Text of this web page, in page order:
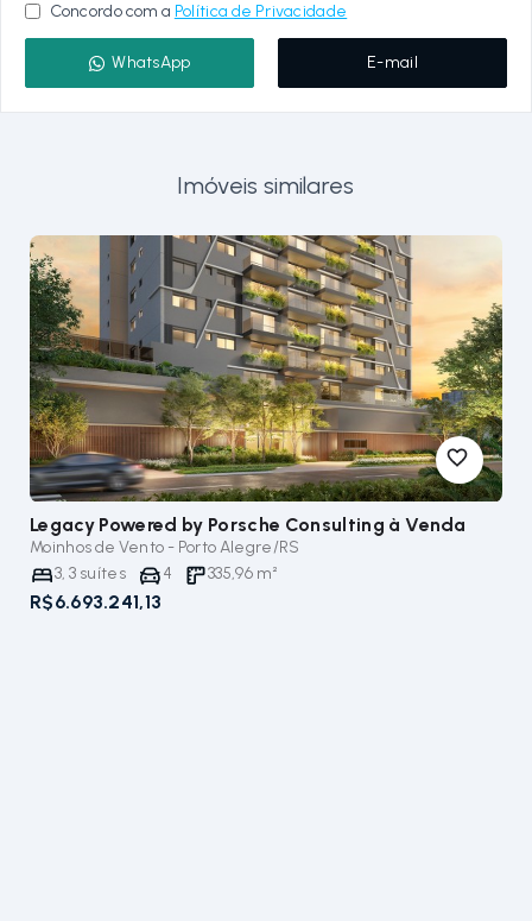
Concordo com a Política de Privacidade
WhatsApp E-mail
Imóveis similares
Legacy Powered by Porsche Consulting à Venda
Moinhos de Vento - Porto Alegre/RS
3,3 suítes 4 335,96 m²
R$6.693.241,13